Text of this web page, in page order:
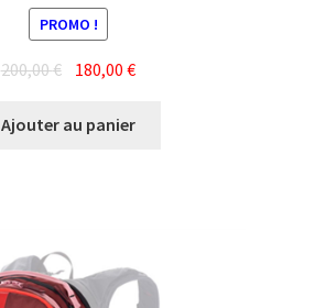
PROMO !
200,00€ Le
initial
180,00€Le
actuel
Ajouter au panier